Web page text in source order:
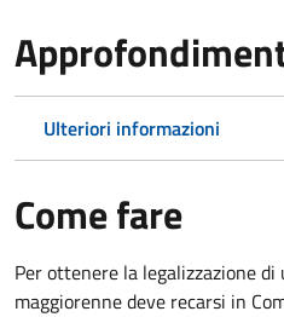
Ulteriori informazioni
Come fare
Per ottenere la legalizzazione
maggiorenne deve recarsi in